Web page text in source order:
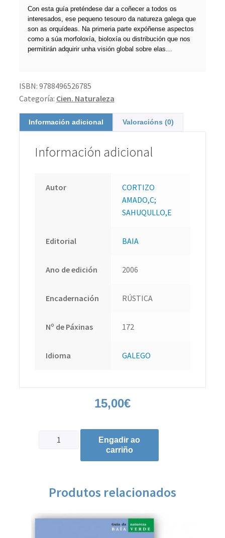
Con esta guía preténdese dar a coñecer a todos os
interesados, ese pequeno tesouro da natureza galega que
son as orquídeas. Na primeria parte expóñense aspectos
como a súa morfoloxía, bioloxía ou distribución que nos
permitirán adquirir unha visión global sobre elas…
ISBN: 9788496526785
Categoría: Cien. Naturaleza
Información adicional Valoracións (0)
Información adicional
Autor
CORTIZO
AMADO,C;
SAHUQULLO,E
Editorial BAIA
Ano de edición 2006
Encadernación RÚSTICA
Nº de Páxinas 172
Idioma GALEGO
15,00€
Engadir ao
carriño
Produtos relacionados